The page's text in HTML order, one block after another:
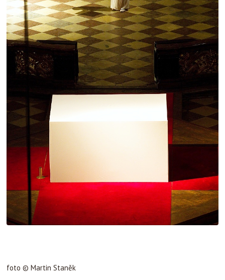
foto © Martin Staněk